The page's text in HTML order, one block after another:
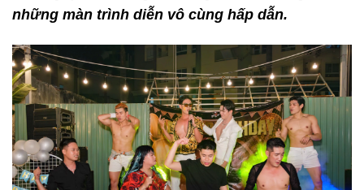
những màn trình diễn vô cùng hấp dẫn.